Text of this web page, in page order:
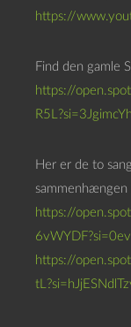
https://
Find den gamle
https://
Her er de to
sammenhængen
https://
https://